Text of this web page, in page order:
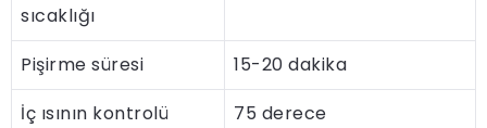
sıcaklığı
Pişirme süresi
15-20 dakika
İç ısının kontrolü
75 derece